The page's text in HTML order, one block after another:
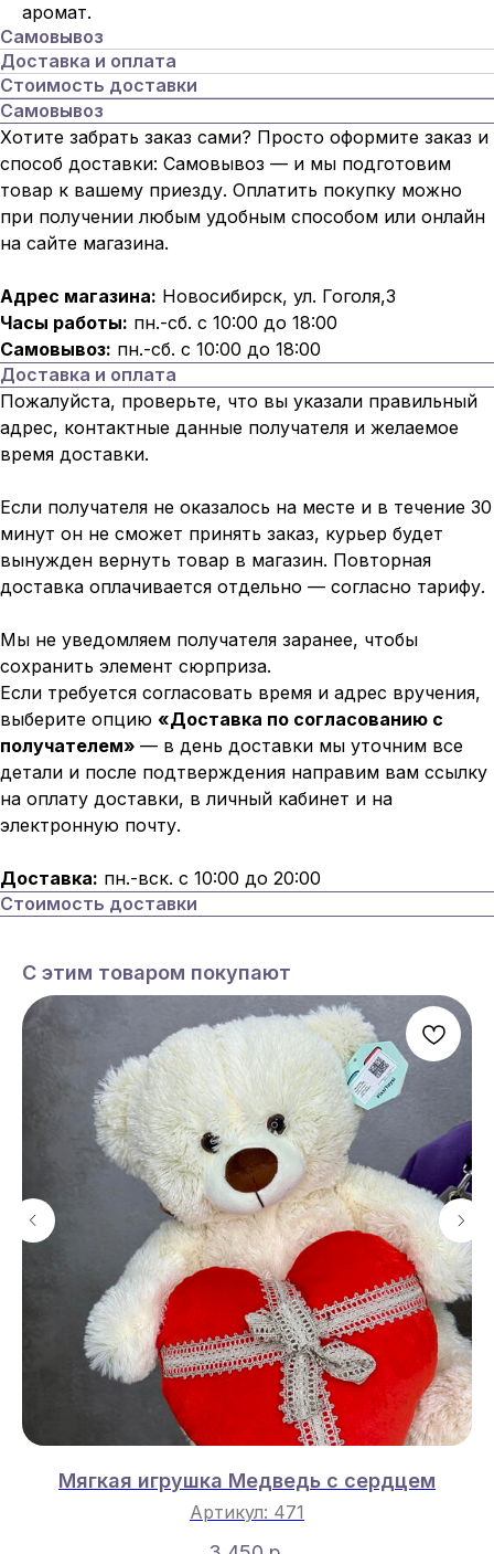
аромат.
Самовывоз
Доставка и оплата
Стоимость доставки
Самовывоз
Хотите забрать заказ сами? Просто оформите заказ и
способ доставки: Самовывоз — и мы подготовим
товар к вашему приезду. Оплатить покупку можно
при получении любым удобным способом или онлайн
на сайте магазина.
Адрес магазина: Новосибирск, ул. Гоголя,3
Часы работы: пн.-сб. с 10:00 до 18:00
Самовывоз: пн.-сб. с 10:00 до 18:00
Доставка и оплата
Пожалуйста, проверьте, что вы указали правильный
адрес, контактные данные получателя и желаемое
время доставки.
Если получателя не оказалось на месте и в течение 30
минут он не сможет принять заказ, курьер будет
вынужден вернуть товар в магазин. Повторная
доставка оплачивается отдельно — согласно тарифу.
Мы не уведомляем получателя заранее, чтобы
сохранить элемент сюрприза.
Если требуется согласовать время и адрес вручения,
выберите опцию «Доставка по согласованию с
получателем» — в день доставки мы уточним все
детали и после подтверждения направим вам ссылку
на оплату доставки, в личный кабинет и на
электронную почту.
Доставка: пн.-вск. с 10:00 до 20:00
Стоимость доставки
С этим товаром покупают
Мягкая игрушка Медведь с сердцем
Артикул: 471